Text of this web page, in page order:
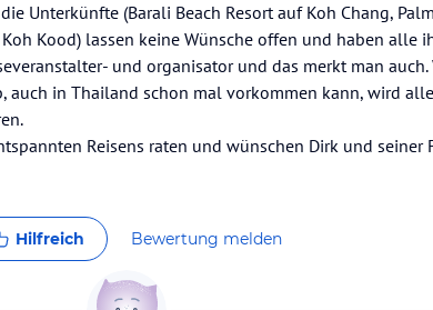
Unterkünfte (Barali Beach Resort auf Koh Chang,
Kood) lassen keine Wünsche offen und haben alle
und organisator und das merkt man auch.
auch in Thailand schon mal vorkommen kann, wird
Reisens raten und wünschen Dirk und
Hilfreich Bewertung melden